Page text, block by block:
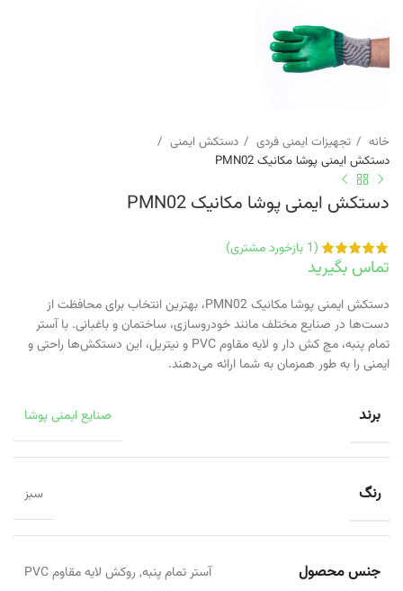
خانه تجهیزات ایمنی فردی
دستکش ایمنی
دستکش ایمنی پوشا مکانیک PMN02
دستکش ایمنی پوشا مکانیک PMN02
(
1 بازخورد مشتری)
تماس بگیرید
دستکش ایمنی پوشا مکانیک PMN02، بهترین انتخاب برای محافظت از
دست‌ها در صنایع مختلف مانند خودروسازی، ساختمان و باغبانی. با آستر
تمام پنبه، مچ کش دار و لایه مقاوم PVC و نیتریل، این دستکش‌ها راحتی و
ایمنی را به طور همزمان به شما ارائه می‌دهند.
برند صنایع ایمنی پوشا
رنگ سبز
جنس محصول آستر تمام پنبه, روکش لایه مقاوم PVC